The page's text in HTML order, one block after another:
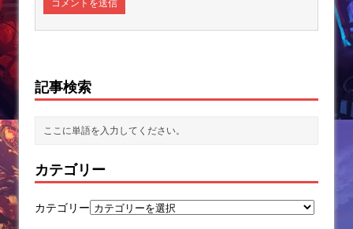
記事検索
カテゴリー
カテゴリー